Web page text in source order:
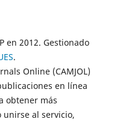
en 2012. Gestionado
.
Online (CAMJOL)
en línea
obtener más
unirse al servicio,